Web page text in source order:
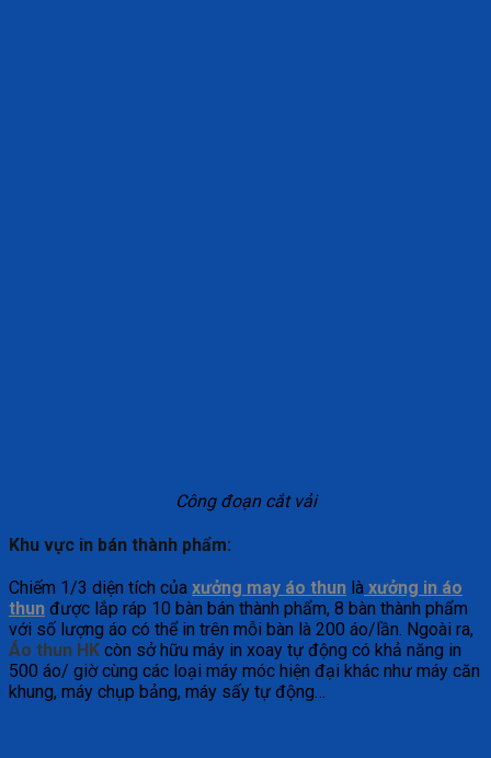
Công đoạn cắt vải
Khu vực in bán thành phẩm:
Chiếm 1/3 diện tích của xưởng may áo thun là xưởng in áo
thun được lắp ráp 10 bàn bán thành phẩm, 8 bàn thành phẩm
với số lượng áo có thể in trên mỗi bàn là 200 áo/lần. Ngoài ra,
Áo thun HK còn sở hữu máy in xoay tự động có khả năng in
500 áo/ giờ cùng các loại máy móc hiện đại khác như máy căn
khung, máy chụp bảng, máy sấy tự động…